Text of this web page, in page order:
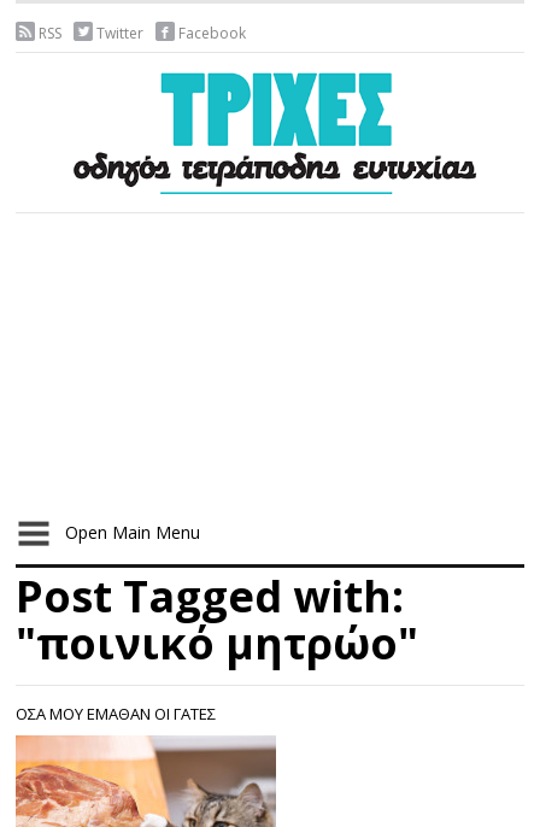
RSS Twitter Facebook
Open Main Menu
Post Tagged with:
"ποινικό μητρώο"
ΟΣΑ ΜΟΥ ΕΜΑΘΑΝ ΟΙ ΓΑΤΕΣ